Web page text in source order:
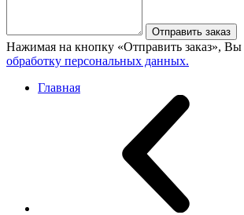
Отправить заказ
Нажимая на кнопку «Отправить заказ», Вы
обработку персональных данных.
Главная